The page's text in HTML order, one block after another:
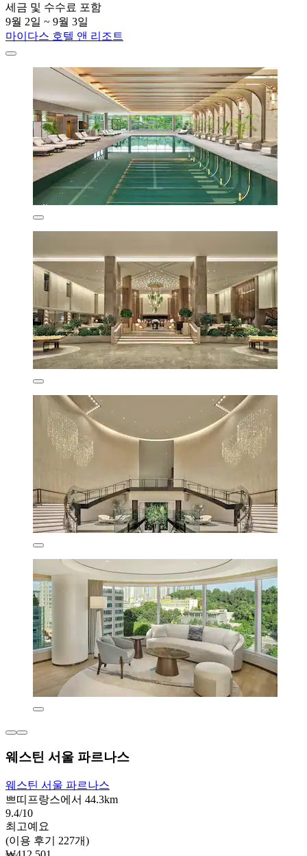
세금 및 수수료 포함
9월 2일 ~ 9월 3일
마이다스 호텔 앤 리조트
웨스틴 서울 파르나스
웨스틴 서울 파르나스
쁘띠프랑스에서 44.3km
9.4/10
최고예요
(이용 후기 227개)